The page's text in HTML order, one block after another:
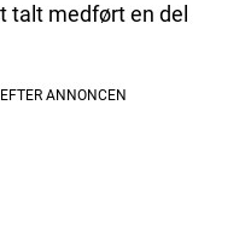
talt medført en del